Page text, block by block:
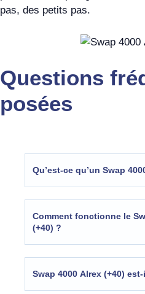
pas, des petits pas.
Questions
posées
Qu’est-ce qu’un Swap
Comment fonctionne le
(+40) ?
Swap 4000 Alrex (+40)